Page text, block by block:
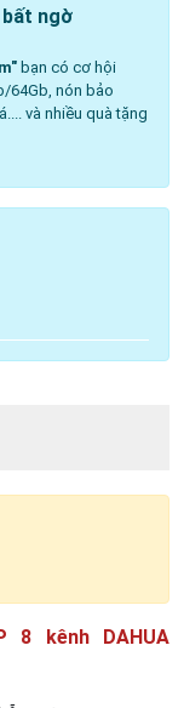
bất ngờ
bạn có cơ hội
64Gb, nón bảo
và nhiều quà tặng
8 kênh DAHUA